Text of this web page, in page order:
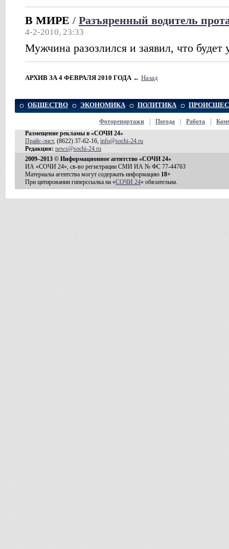
В МИРЕ / Разъяренный водитель
4-2-2010, 23:33
Мужчина разозлился и заявил, что будет
АРХИВ ЗА 4 ФЕВРАЛЯ 2010 ГОДА ← Назад
ОБЩЕСТВО ЭКОНОМИКА ПОЛИТИКА
Фоторепортажи Погода Работа
Размещение рекламы в «СОЧИ 24»
Прайс-лист, (8622) 37-62-16, info@sochi-24.ru
Редакция: news@sochi-24.ru
2009–2013 © Информационное агентство «СОЧИ 24»
ИА «СОЧИ 24», св-во регистрации СМИ ИА № ФС 77-44763
Материалы агентства могут содержать информацию 18+
При цитировании гиперссылка на «СОЧИ 24» обязательна.